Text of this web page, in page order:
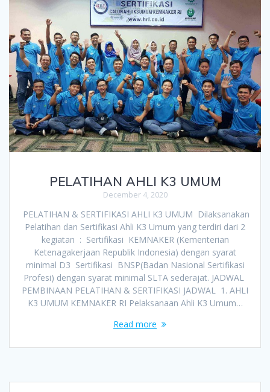
PELATIHAN AHLI K3 UMUM
December 4, 2020
PELATIHAN & SERTIFIKASI AHLI K3 UMUM Dilaksanakan
Pelatihan dan Sertifikasi Ahli K3 Umum yang terdiri dari 2
kegiatan : Sertifikasi KEMNAKER (Kementerian
Ketenagakerjaan Republik Indonesia) dengan syarat
minimal D3 Sertifikasi BNSP(Badan Nasional Sertifikasi
Profesi) dengan syarat minimal SLTA sederajat. JADWAL
PEMBINAAN PELATIHAN & SERTIFIKASI JADWAL 1. AHLI
K3 UMUM KEMNAKER RI Pelaksanaan Ahli K3 Umum…
Read more